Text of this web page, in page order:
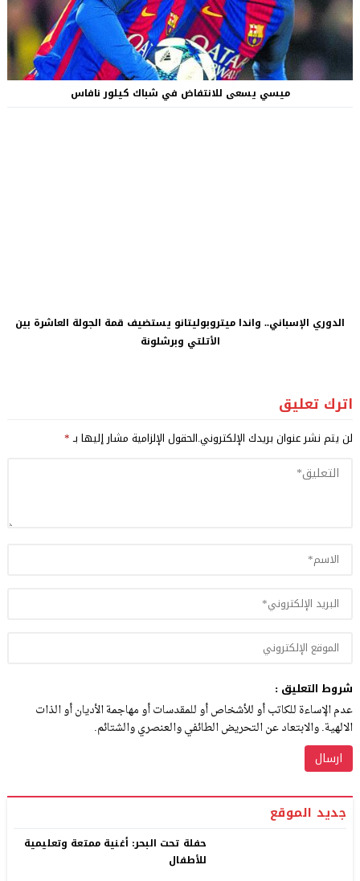
ميسي يسعى للانتفاض في شباك كيلور نافاس
الدوري الإسباني.. واندا ميتروبوليتانو يستضيف قمة الجولة العاشرة بين
الأتلتي وبرشلونة
اترك تعليق
لن يتم نشر عنوان بريدك الإلكتروني.الحقول الإلزامية مشار إليها بـ*
شروط التعليق :
عدم الإساءة للكاتب أو للأشخاص أو للمقدسات أو مهاجمة الأديان أو الذات
الالهية. والابتعاد عن التحريض الطائفي والعنصري والشتائم.
جديد الموقع
حفلة تحت البحر: أغنية ممتعة وتعليمية
للأطفال